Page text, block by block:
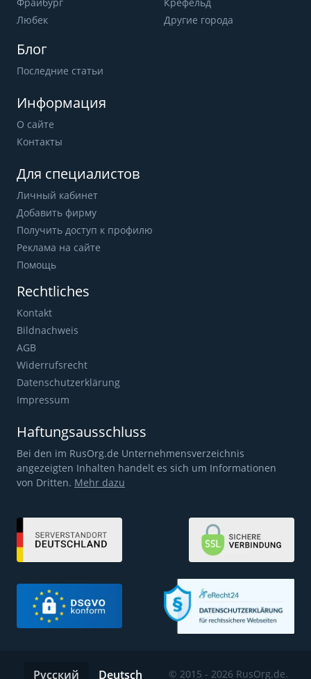
Любек
Другие города
Блог
Последние статьи
Информация
О сайте
Контакты
Для специалистов
Личный кабинет
Добавить фирму
Получить доступ к профилю
Реклама на сайте
Помощь
Rechtliches
Kontakt
Bildnachweis
AGB
Widerrufsrecht
Datenschutzerklärung
Impressum
Haftungsausschluss
Bei den im RusOrg.de Unternehmensverzeichnis
angezeigten Inhalten handelt es sich um Informationen
von Dritten. Mehr dazu
© 2015 - 2026 RusOrg.de.
Русский Deutsch